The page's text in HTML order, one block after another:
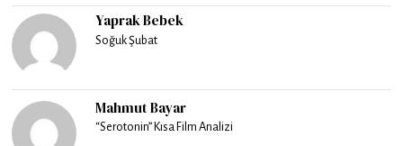
Yaprak Bebek
Soğuk Şubat
Mahmut Bayar
“Serotonin” Kısa Film Analizi